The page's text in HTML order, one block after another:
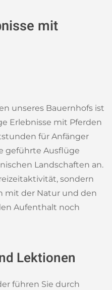
mit
unseres Bauernhofs ist
Erlebnisse mit Pferden
für Anfänger
geführte Ausflüge
Landschaften an.
sondern
mit der Natur und den
Aufenthalt noch
Lektionen
führen Sie durch